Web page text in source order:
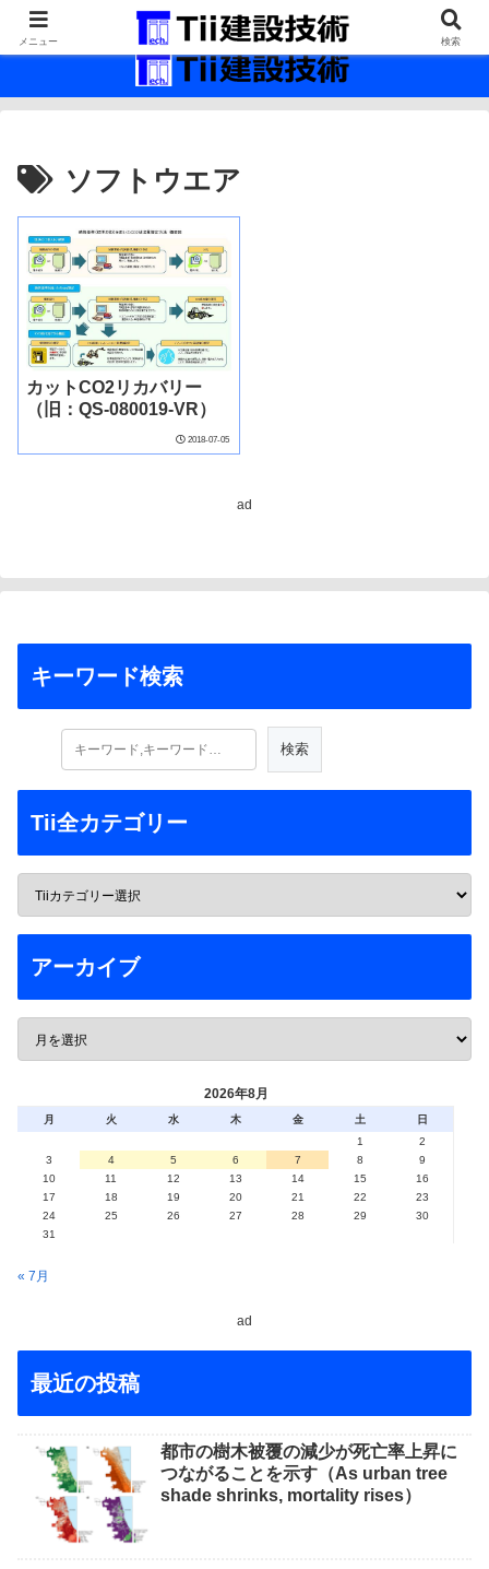
最新の建設技術の情報インフラ。
ソフトウエア
カットCO2リカバリー
（旧：QS-080019-VR）
2018-07-05
ad
キーワード検索
Tii全カテゴリー
アーカイブ
2026年8月
月 火 水 木 金 土
日
1
2
3
4 5 6 7 8
9
10
11 12 13 14 15
16
17
18 19 20 21 22
23
24
25 26 27 28 29
30
31
« 7月
ad
最近の投稿
都市の樹木被覆の減少が死亡率上昇に
つながることを示す（As urban tree
shade shrinks, mortality rises）
メニュー 検索